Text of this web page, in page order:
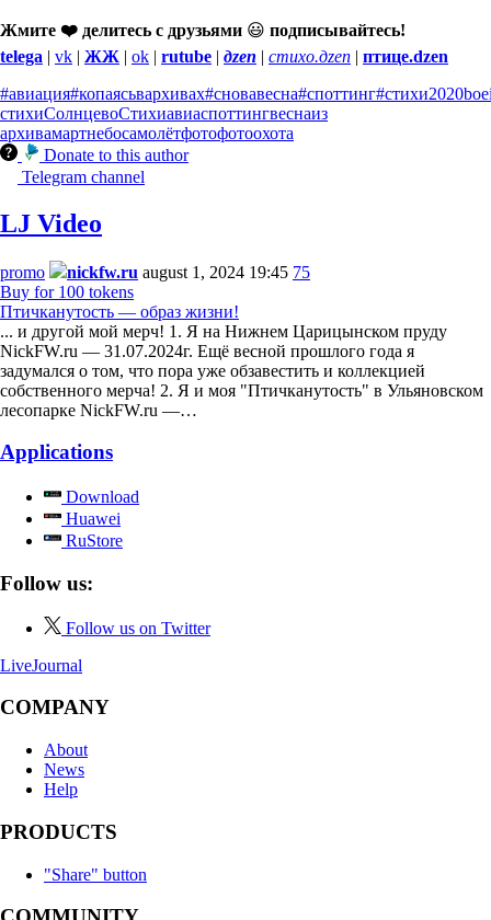
Жмите ❤️ делитесь с друзьями 😃 подписывайтесь!
telega | vk | ЖЖ | ok | rutube | дzen | стихо.дzen | птице.dzen
#авиация#копаясьвархивах#сновавесна#споттинг#стихи2020
стихиСолнцевоСтихиавиаспоттингвеснаиз
архивамартнебосамолётфотофотоохота
Donate to this author
Telegram channel
LJ Video
promo nickfw.ru august 1, 2024 19:45 75
Buy for 100 tokens
Птичканутость — образ жизни!
... и другой мой мерч! 1. Я на Нижнем Царицынском пруду
NickFW.ru — 31.07.2024г. Ещё весной прошлого года я
задумался о том, что пора уже обзавестить и коллекцией
собственного мерча! 2. Я и моя "Птичканутость" в Ульяновском
лесопарке NickFW.ru —…
Applications
Download
Huawei
RuStore
Follow us:
Follow us on Twitter
LiveJournal
COMPANY
About
News
Help
PRODUCTS
"Share" button